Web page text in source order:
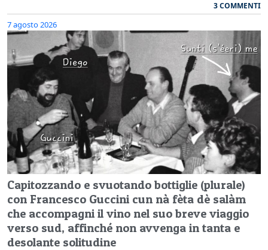
3 COMMENTI
7 agosto 2026
Capitozzando e svuotando bottiglie (plurale)
con Francesco Guccini cun nà fèta dè salàm
che accompagni il vino nel suo breve viaggio
verso sud, affinché non avvenga in tanta e
desolante solitudine